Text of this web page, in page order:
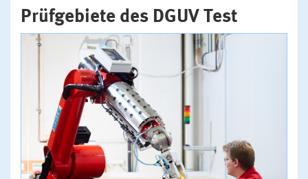
Prüfgebiete des DGUV Test